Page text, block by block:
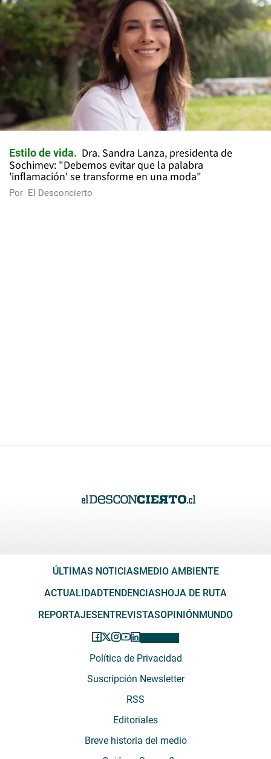
Estilo de vida
Dra. Sandra Lanza, presidenta de
Sochimev: "Debemos evitar que la palabra
'inflamación' se transforme en una moda"
Por El Desconcierto
ÚLTIMAS NOTICIASMEDIO AMBIENTE
ACTUALIDADTENDENCIASHOJA DE RUTA
REPORTAJESENTREVISTASOPINIÓNMUNDO
Política de Privacidad
Suscripción Newsletter
RSS
Editoriales
Breve historia del medio